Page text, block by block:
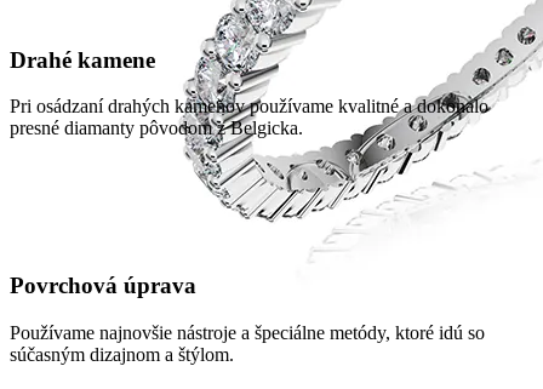
Drahé kamene
Pri osádzaní drahých kameňov používame kvalitné a dokonalo
presné diamanty pôvodom z Belgicka.
Povrchová úprava
Používame najnovšie nástroje a špeciálne metódy, ktoré idú so
súčasným dizajnom a štýlom.